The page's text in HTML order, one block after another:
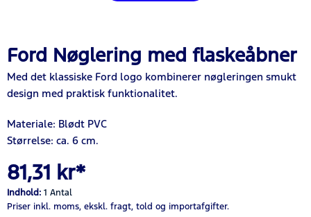
Ford Nøglering med flaskeåbner
Med det klassiske Ford logo kombinerer nøgleringen smukt
design med praktisk funktionalitet.
Materiale: Blødt PVC
Størrelse: ca. 6 cm.
81,31 kr*
Indhold: 1 Antal
Priser inkl. moms, ekskl. fragt, told og importafgifter.